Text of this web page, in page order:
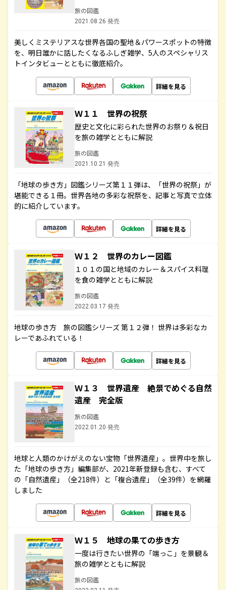
旅の図鑑
2021.08.26 発売
美しくミステリアスな世界各国の聖地＆パワースポットの特徴
を、明日誰かに話したくなるふしぎ雑学、5人のスペシャリス
トインタビューとともに徹底紹介。
詳細を見る
Ｗ１１ 世界の祝祭
歴史と文化に彩られた世界のお祭り＆祝日
を旅の雑学とともに解説
旅の図鑑
2021.10.21 発売
「地球の歩き方」図鑑シリーズ第１１弾は、「世界の祝祭」が
堪能できる１冊。世界各地の多彩な祝祭を、記事と写真で立体
的に紹介しています。
詳細を見る
Ｗ１２ 世界のカレー図鑑
１０１の国と地域のカレー＆スパイス料理
を食の雑学とともに解説
旅の図鑑
2022.03.17 発売
地球の歩き方 旅の図鑑シリーズ 第１２弾！ 世界は多彩なカ
レーであふれている！
詳細を見る
Ｗ１３ 世界遺産 絶景でめぐる自然
遺産 完全版
旅の図鑑
2022.01.20 発売
地球と人類のかけがえのない宝物「世界遺産」。世界中を旅し
た「地球の歩き方」編集部が、2021年新登録も含む、すべて
の「自然遺産」（全218件）と「複合遺産」（全39件）を網羅
しました
詳細を見る
Ｗ１５ 地球の果ての歩き方
一度は行きたい世界の「端っこ」を景観＆
旅の雑学とともに解説
旅の図鑑